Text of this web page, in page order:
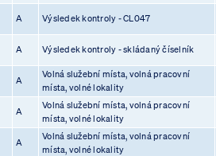
A Výsledek kontroly - CL047
A Výsledek kontroly - skládaný číselník
A
Volná služební místa, volná pracovní
místa, volné lokality
A
Volná služební místa, volná pracovní
místa, volné lokality
A
Volná služební místa, volná pracovní
místa, volné lokality